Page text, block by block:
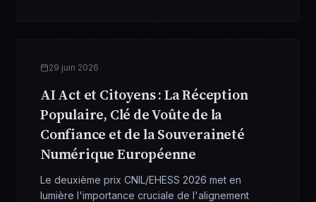
29 juin 2026
AI Act et Citoyens : La Réception
Populaire, Clé de Voûte de la
Confiance et de la Souveraineté
Numérique Européenne
Le deuxième prix CNIL/EHESS 2026 met en
lumière l'importance cruciale de l'alignement